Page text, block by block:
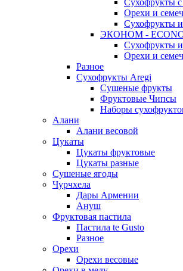
Сухофрукты
Орехи и
Сухофрукты
ЭКОНОМ -
Сухофрукты
Орехи и
Разное
Сухофрукты Aregi
Сушеные фрукты
Фруктовые Чипсы
Наборы
Алани
Алани весовой
Цукаты
Цукаты фруктовые
Цукаты разные
Сушеные ягоды
Чурчхела
Дары Армении
Ануш
Фруктовая пастила
Пастила te Gusto
Разное
Орехи
Орехи весовые